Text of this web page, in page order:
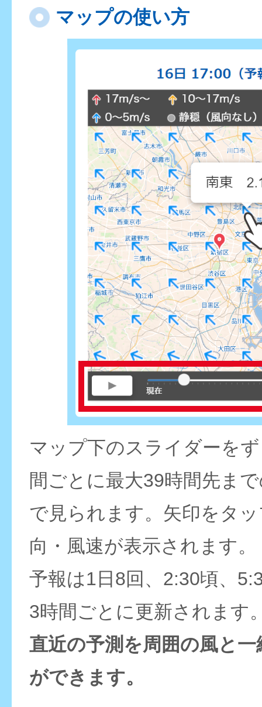
マップの使い方
マップ下のスライダーを
間ごとに最大39時間先ま
で見られます。矢印をタ
向・風速が表示されます。
予報は1日8回、2:30頃、
3時間ごとに更新されます
直近の予測を周囲の風と
ができます。